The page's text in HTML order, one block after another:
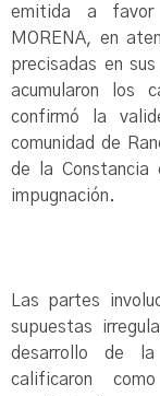
emitida a
MORENA, en
precisadas en
acumularon los
confirmó la
comunidad de
de la
impugnación.
Las partes
supuestas
desarrollo de
calificaron